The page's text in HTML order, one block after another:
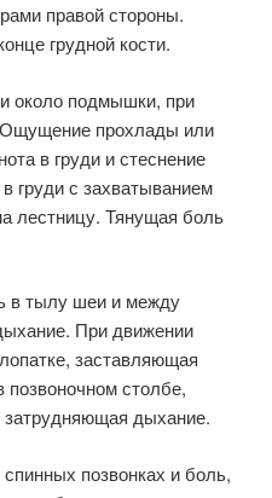
правой стороны.
грудной кости.
около подмышки, при
прохлады или
в груди и стеснение
груди с захватыванием
лестницу. Тянущая боль
в тылу шеи и между
При движении
заставляющая
позвоночном столбе,
затрудняющая дыхание.
позвонках и боль,